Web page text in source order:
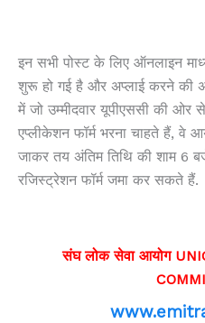
इन सभी पोस्ट के लिए ऑनलाइन
शुरू हो गई है और अप्लाई करने की
में जो उम्मीदवार यूपीएससी की ओर
एप्लीकेशन फॉर्म भरना चाहते हैं, वे
जाकर तय अंतिम तिथि की शाम 6
रजिस्ट्रेशन फॉर्म जमा कर सकते हैं.
संघ लोक सेवा आयोग